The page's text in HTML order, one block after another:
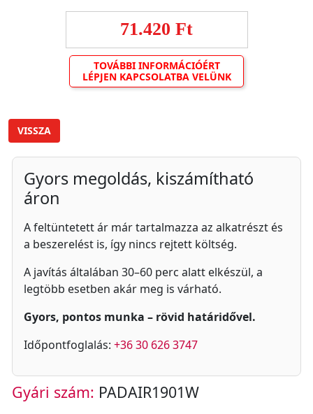
71.420 Ft
TOVÁBBI INFORMÁCIÓÉRT
LÉPJEN KAPCSOLATBA VELÜNK
VISSZA
Gyors megoldás, kiszámítható
áron
A feltüntetett ár már tartalmazza az alkatrészt és
a beszerelést is, így nincs rejtett költség.
A javítás általában 30–60 perc alatt elkészül, a
legtöbb esetben akár meg is várható.
Gyors, pontos munka – rövid határidővel.
Időpontfoglalás: +36 30 626 3747
Gyári szám: PADAIR1901W